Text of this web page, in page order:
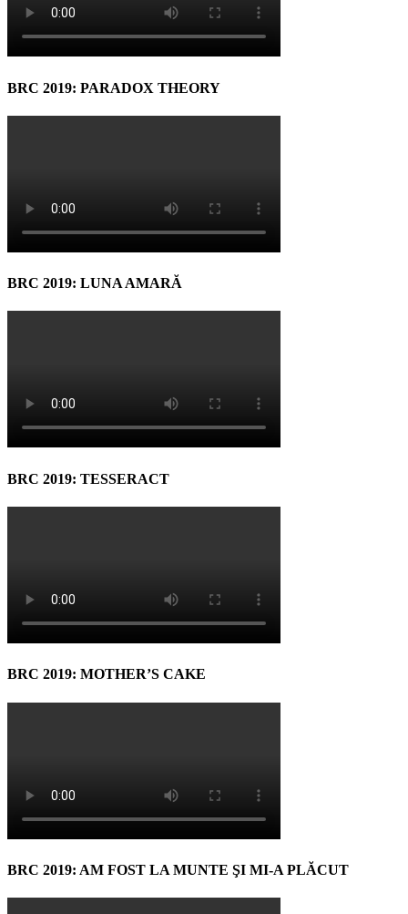
BRC 2019: PARADOX THEORY
BRC 2019: LUNA AMARĂ
BRC 2019: TESSERACT
BRC 2019: MOTHER’S CAKE
BRC 2019: AM FOST LA MUNTE ŞI MI-A PLĂCUT